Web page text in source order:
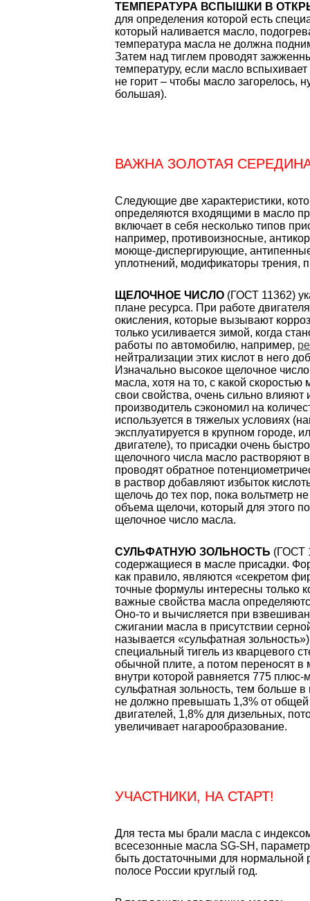
ТЕМПЕРАТУРА ВСПЫШКИ В
для определения которой есть
который наливается масло,
температура масла не должна
Затем над тиглем проводят
температуру, если масло
не горит – чтобы масло загорелось,
большая).
ВАЖНА ЗОЛОТАЯ
Следующие две характеристики,
определяются входящими в масло
включает в себя несколько типов
например, противоизносные,
моюще-диспергирующие,
уплотнений, модификаторы трения,
ЩЕЛОЧНОЕ ЧИСЛО (ГОСТ 11362)
плане ресурса. При работе
окисления, которые вызывают
только усиливается зимой, когда
работы по автомобилю, например,
нейтрализации этих кислот в него
Изначально высокое щелочное
масла, хотя на то, с какой скоростью
свои свойства, очень сильно влияют
производитель сэкономил на
используется в тяжелых условиях
эксплуатируется в крупном городе,
двигателе), то присадки очень
щелочного числа масло растворяют
проводят обратное
в раствор добавляют избыток
щелочь до тех пор, пока вольтметр
объема щелочи, который для этого
щелочное число масла.
СУЛЬФАТНУЮ ЗОЛЬНОСТЬ (ГОСТ
содержащиеся в масле присадки.
как правило, являются «секретом
точные формулы интересны только
важные свойства масла
Оно-то и вычисляется при
сжигании масла в присутствии
называется «сульфатная
специальный тигель из кварцевого
обычной плите, а потом переносят
внутри которой равняется 775
сульфатная зольность, тем больше
не должно превышать 1,3% от
двигателей, 1,8% для дизельных,
увеличивает нагарообразование.
УЧАСТНИКИ, НА СТАРТ!
Для теста мы брали масла с
всесезонные масла SG-SH,
быть достаточными для нормальной
полосе России круглый год.